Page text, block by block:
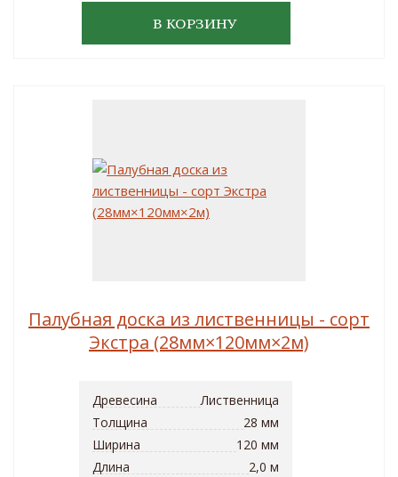
В КОРЗИНУ
Палубная доска из лиственницы - сорт
Экстра (28мм×120мм×2м)
Древесина
Лиственница
Толщина
28 мм
Ширина
120 мм
Длина
2,0 м